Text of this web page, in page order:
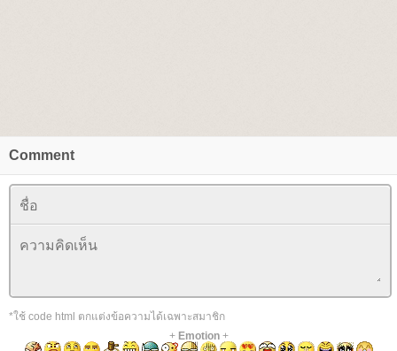
Comment
*ใช้ code html ตกแต่งข้อความได้เฉพาะสมาชิก
+ Emotion+